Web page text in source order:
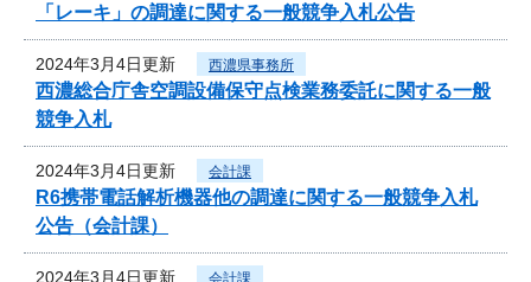
「レーキ」の調達に関する一般競争入札公告
2024年3月4日更新 西濃県事務所
西濃総合庁舎空調設備保守点検業務委託に関する一般
競争入札
2024年3月4日更新 会計課
R6携帯電話解析機器他の調達に関する一般競争入札
公告（会計課）
2024年3月4日更新 会計課